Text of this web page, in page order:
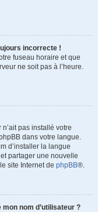
incorrecte !
fuseau horaire et que
ne soit pas à l’heure.
pas installé votre
dans votre langue.
d’installer la langue
partager une nouvelle
site Internet de phpBB®.
nom d’utilisateur ?